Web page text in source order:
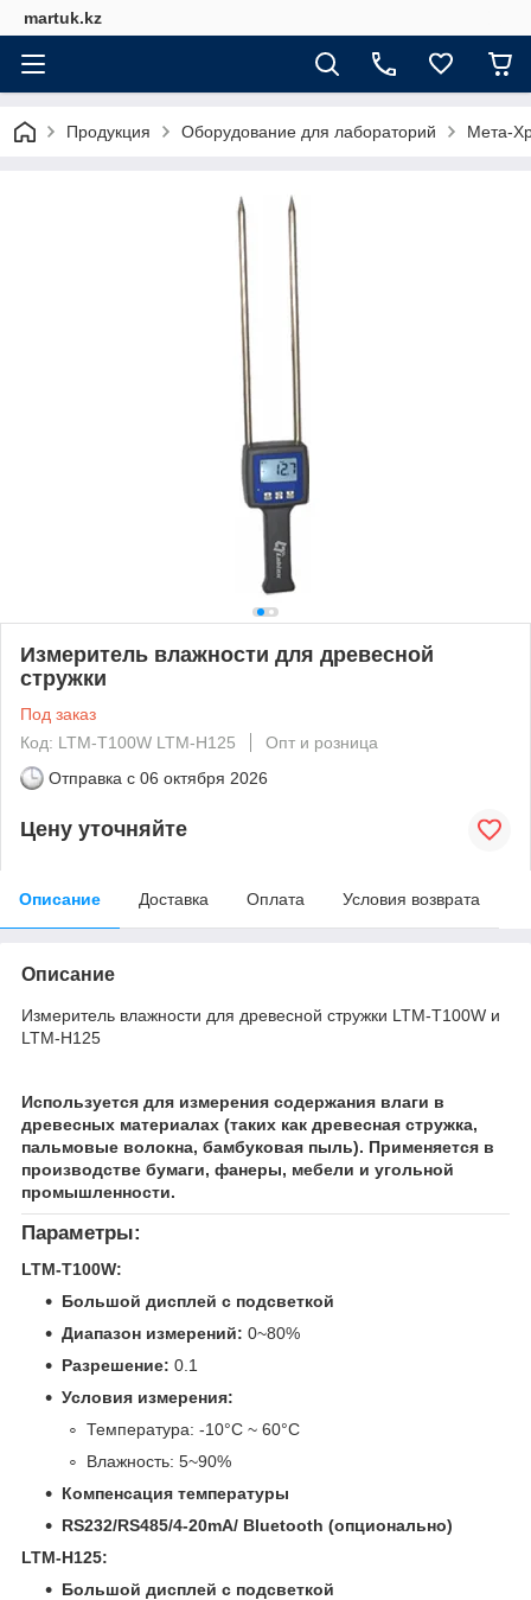
martuk.kz
Продукция Оборудование для лабораторий Мета-
Измеритель влажности для древесной
стружки
Под заказ
Код: LTM-T100W LTM-H125
Опт и розница
Отправка с 06 октября 2026
Цену уточняйте
Описание Доставка Оплата Условия возврата
Описание
Измеритель влажности для древесной стружки LTM-T100W и
LTM-H125
Используется для измерения содержания влаги в
древесных материалах (таких как древесная стружка,
пальмовые волокна, бамбуковая пыль). Применяется в
производстве бумаги, фанеры, мебели и угольной
промышленности.
Параметры:
LTM-T100W:
Большой дисплей с подсветкой
Диапазон измерений: 0~80%
Разрешение: 0.1
Условия измерения:
Температура: -10°C ~ 60°C
Влажность: 5~90%
Компенсация температуры
RS232/RS485/4-20mA/ Bluetooth (опционально)
LTM-H125:
Большой дисплей с подсветкой